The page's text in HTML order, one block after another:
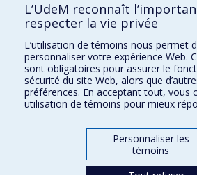
Kinésiologie et des sciences de l’activité
Orthophonie et audiologie
Réadaptation
Directions
DPC
CPASS
L’UdeM reconnaît
respecter la vie privée
L’utilisation de témoins nous permet
personnaliser votre expérience Web.
sont obligatoires pour assurer le
sécurité du site Web, alors que
préférences. En acceptant tout, vous
utilisation de témoins pour mieux
Personnaliser les
témoins